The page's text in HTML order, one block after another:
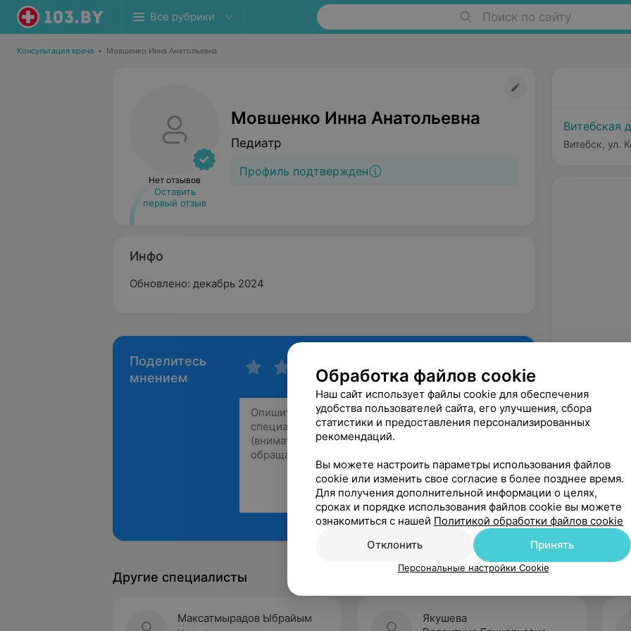
Все рубрики Поиск по сайту
Консультация врача • Мовшенко Инна Анатольевна
Нет отзывов
Оставить
первый отзыв
Мовшенко Инна Анатольевна
Педиатр
Профиль подтвержден
Инфо
Обновлено: декабрь 2024
Поделитесь
мнением
Рекомендую
Витебская
Витебск, ул.
Другие специалисты
Максатмырадов Ыбрайым
Якушева
Обработка файлов cookie
Наш сайт использует файлы cookie для обеспечения
удобства пользователей сайта, его улучшения, сбора
статистики и предоставления персонализированных
рекомендаций.
Вы можете настроить параметры использования файлов
cookie или изменить свое согласие в более позднее время.
Для получения дополнительной информации о целях,
сроках и порядке использования файлов cookie вы можете
ознакомиться с нашей Политикой обработки файлов cookie
Отклонить
Принять
Персональные настройки Cookie